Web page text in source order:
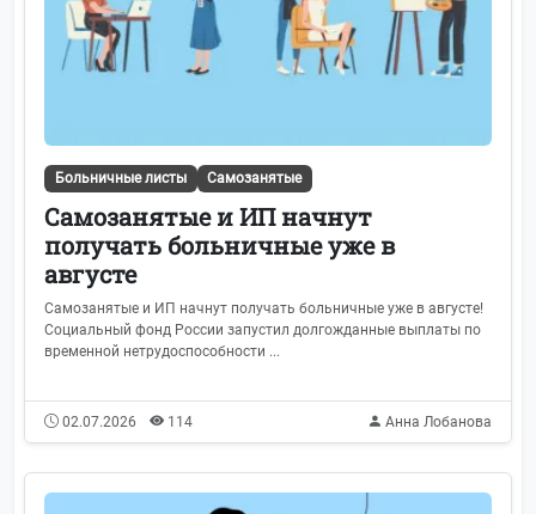
Больничные листы Самозанятые
Самозанятые и ИП начнут
получать больничные уже в
августе
Самозанятые и ИП начнут получать больничные уже в августе!
Социальный фонд России запустил долгожданные выплаты по
временной нетрудоспособности ...
02.07.2026 114 Анна Лобанова